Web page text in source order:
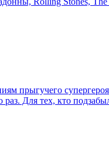
прыгучего
Для тех, кто